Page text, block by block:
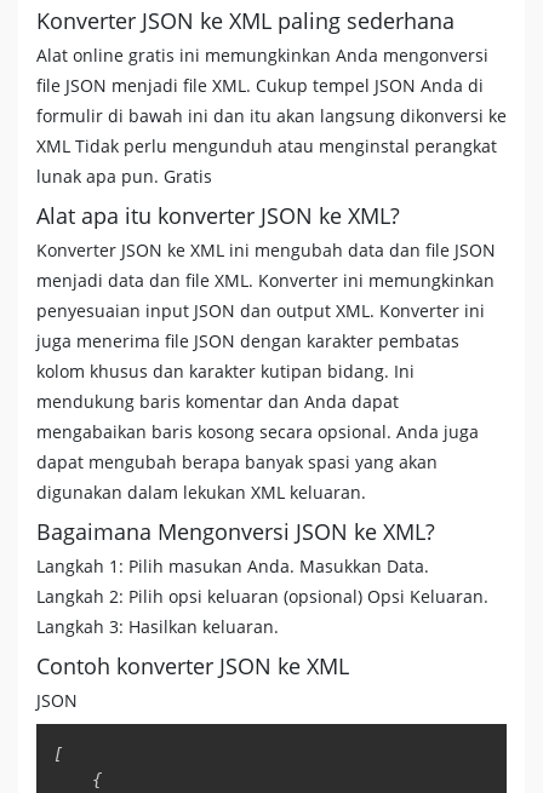
Konverter JSON ke XML paling sederhana
Alat online gratis ini memungkinkan Anda mengonversi
file JSON menjadi file XML. Cukup tempel JSON Anda di
formulir di bawah ini dan itu akan langsung dikonversi ke
XML Tidak perlu mengunduh atau menginstal perangkat
lunak apa pun. Gratis
Alat apa itu konverter JSON ke XML?
Konverter JSON ke XML ini mengubah data dan file JSON
menjadi data dan file XML. Konverter ini memungkinkan
penyesuaian input JSON dan output XML. Konverter ini
juga menerima file JSON dengan karakter pembatas
kolom khusus dan karakter kutipan bidang. Ini
mendukung baris komentar dan Anda dapat
mengabaikan baris kosong secara opsional. Anda juga
dapat mengubah berapa banyak spasi yang akan
digunakan dalam lekukan XML keluaran.
Bagaimana Mengonversi JSON ke XML?
Langkah 1: Pilih masukan Anda. Masukkan Data.
Langkah 2: Pilih opsi keluaran (opsional) Opsi Keluaran.
Langkah 3: Hasilkan keluaran.
Contoh konverter JSON ke XML
JSON
[
{